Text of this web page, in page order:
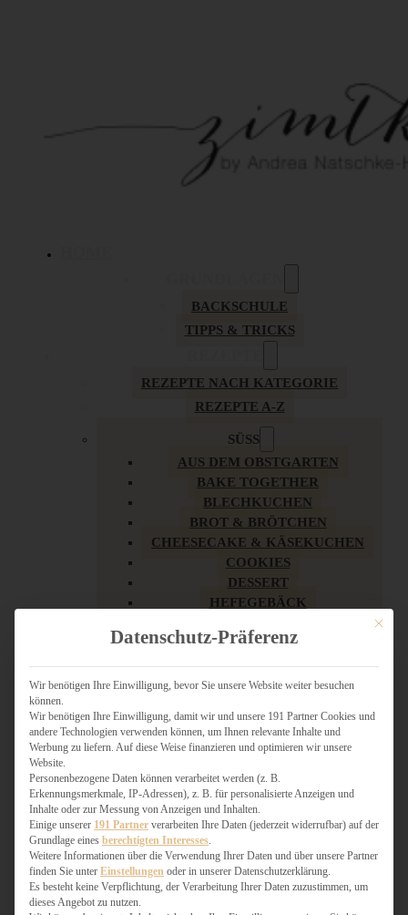
BACKSCHULE
TIPPS & TRICKS
REZEPTE NACH KATEGORIE
REZEPTE A-Z
SÜSS
AUS DEM OBSTGARTEN
BAKE TOGETHER
BLECHKUCHEN
BROT & BRÖTCHEN
CHEESECAKE & KÄSEKUCHEN
COOKIES
DESSERT
HEFEGEBÄCK
KUCHEN
LOW CARB & GESÜNDER
MY AMERICAN BAKERY
SCHOKOLADIGES
SÜSSES HAUPTGERICHT
TÖRTCHEN
VEGAN SÜSS
WEIHNACHTSBÄCKEREI
HERZHAFT
Mit
Datenschutz-Präferenz
Wir benötigen Ihre Einwilligung, bevor Sie unsere Website weiter besuchen
können.
Wir benötigen Ihre Einwilligung, damit wir und unsere 191 Partner Cookies und
andere Technologien verwenden können, um Ihnen relevante Inhalte und
Werbung zu liefern. Auf diese Weise finanzieren und optimieren wir unsere
Website.
Personenbezogene Daten können verarbeitet werden (z. B.
Erkennungsmerkmale, IP-Adressen), z. B. für personalisierte Anzeigen und
Inhalte oder zur Messung von Anzeigen und Inhalten.
Einige unserer 191 Partner verarbeiten Ihre Daten (jederzeit widerrufbar) auf der
Grundlage eines berechtigten Interesses
Weitere Informationen über die Verwendung Ihrer Daten und über unsere Partner
finden Sie unter Einstellungen oder in unserer Datenschutzerklärung.
Es besteht keine Verpflichtung, der Verarbeitung Ihrer Daten zuzustimmen, um
dieses Angebot zu nutzen.